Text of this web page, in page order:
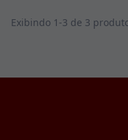
Exibindo 1-3 de 3